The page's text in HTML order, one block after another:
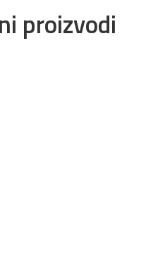
proizvodi